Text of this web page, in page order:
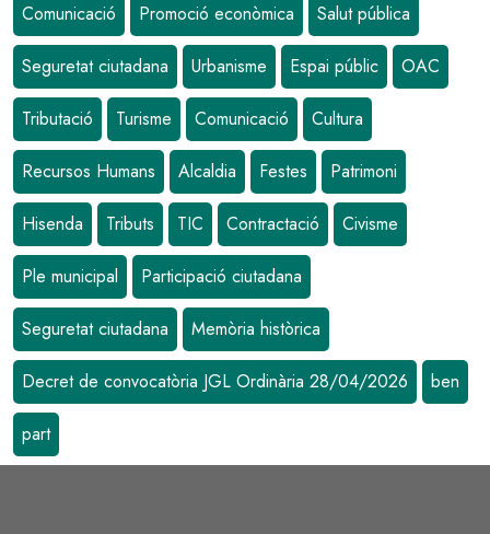
Comunicació Promoció econòmica Salut pública
Seguretat ciutadana Urbanisme Espai públic OAC
Tributació Turisme Comunicació Cultura
Recursos Humans Alcaldia Festes Patrimoni
Hisenda Tributs TIC Contractació Civisme
Ple municipal Participació ciutadana
Seguretat ciutadana Memòria històrica
Decret de convocatòria JGL Ordinària 28/04/2026 ben
part